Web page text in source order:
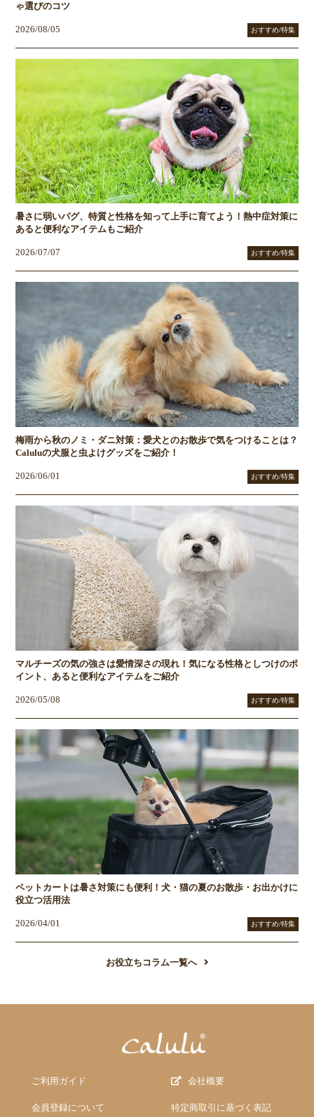
ゃ選びのコツ
2026/08/05 おすすめ/特集
暑さに弱いパグ、特質と性格を知って上手に育てよう！熱中症対策に
あると便利なアイテムもご紹介
2026/07/07 おすすめ/特集
梅雨から秋のノミ・ダニ対策：愛犬とのお散歩で気をつけることは？
Caluluの犬服と虫よけグッズをご紹介！
2026/06/01 おすすめ/特集
マルチーズの気の強さは愛情深さの現れ！気になる性格としつけのポ
イント、あると便利なアイテムをご紹介
2026/05/08 おすすめ/特集
ペットカートは暑さ対策にも便利！犬・猫の夏のお散歩・お出かけに
役立つ活用法
2026/04/01 おすすめ/特集
お役立ちコラム一覧へ
ご利用ガイド
会員登録について
会社概要
特定商取引に基づく表記